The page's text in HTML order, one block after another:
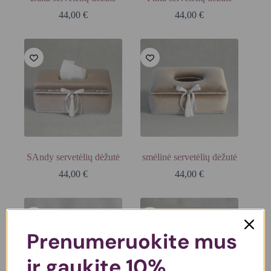
44,00€
44,00€
SAndy servetėlių dėžutė
44,00€
smėlinė servetėlių dėžutė
44,00€
Prenumeruokite mus